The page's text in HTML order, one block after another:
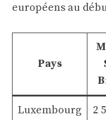
européens au
Pays
Luxembourg 2